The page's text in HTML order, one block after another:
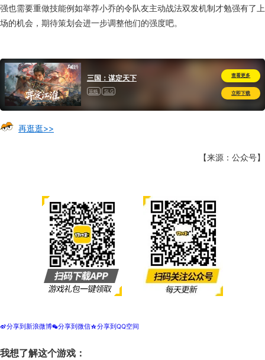
强也需要重做技能例如举荐小乔的令队友主动战法双发机制才勉强有了上
场的机会，期待策划会进一步调整他们的强度吧。
三国：谋定天下
策略 SLG
查看更多
立即下载
再逛逛>>
【来源：公众号】
t分享到新浪微博w分享到微信z分享到QQ空间
我想了解这个游戏：